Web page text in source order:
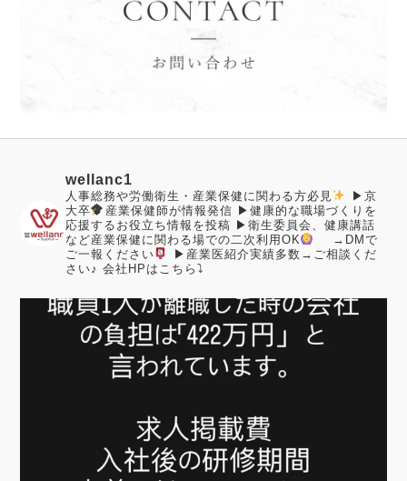
wellanc1
人事総務や労働衛生・産業保健に関わる方必見
▶︎京
大卒
産業保健師が情報発信 ▶︎健康的な職場づくりを
応援するお役立ち情報を投稿 ▶︎衛生委員会、健康講話
など産業保健に関わる場での二次利用OK
→DMで
ご一報ください
▶︎産業医紹介実績多数→ご相談くだ
さい♪ 会社HPはこちら⤵︎